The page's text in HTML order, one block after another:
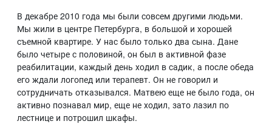
В декабре 2010 года мы были совсем другими людьми.
Мы жили в центре Петербурга, в большой и хорошей
съемной квартире. У нас было только два сына. Дане
было четыре с половиной, он был в активной фазе
реабилитации, каждый день ходил в садик, а после обеда
его ждали логопед или терапевт. Он не говорил и
сотрудничать отказывался. Матвею еще не было года, он
активно познавал мир, еще не ходил, зато лазил по
лестнице и потрошил шкафы.